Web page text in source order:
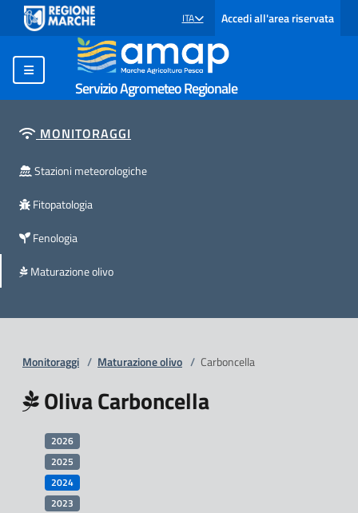
SELEZIONE LINGUA: LINGUA SELEZIONATA
ITA Accedi all'area riservata
Servizio Agrometeo Regionale
MONITORAGGI
Stazioni meteorologiche
Fitopatologia
Fenologia
Maturazione olivo
Monitoraggi / Maturazione olivo / Carboncella
Oliva Carboncella
2026
2025
2024
2023